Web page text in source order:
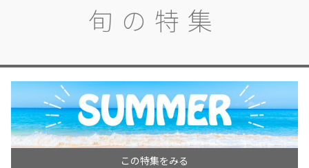
旬の特集
この特集をみる